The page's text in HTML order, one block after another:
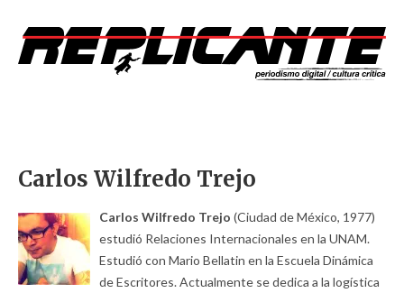
Carlos Wilfredo Trejo
Carlos Wilfredo Trejo (Ciudad de México, 1977)
estudió Relaciones Internacionales en la UNAM.
Estudió con Mario Bellatin en la Escuela Dinámica
de Escritores. Actualmente se dedica a la logística